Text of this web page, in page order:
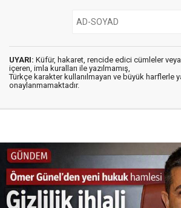
UYARI: Küfür, hakaret, rencide edici cümleler veya
içeren, imla kuralları ile yazılmamış,
Türkçe karakter kullanılmayan ve büyük harflerle
onaylanmamaktadır.